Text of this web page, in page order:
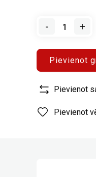
- +
Pievienot
Pievienot
Pievienot